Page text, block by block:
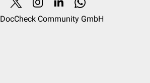
DocCheck Community GmbH